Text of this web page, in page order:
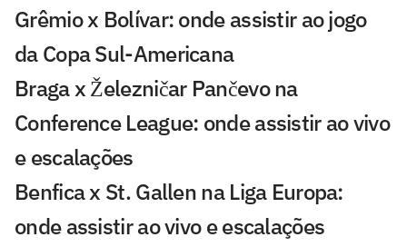
Grêmio x Bolívar: onde assistir ao jogo
da Copa Sul-Americana
Braga x Železničar Pančevo na
Conference League: onde assistir ao vivo
e escalações
Benfica x St. Gallen na Liga Europa:
onde assistir ao vivo e escalações